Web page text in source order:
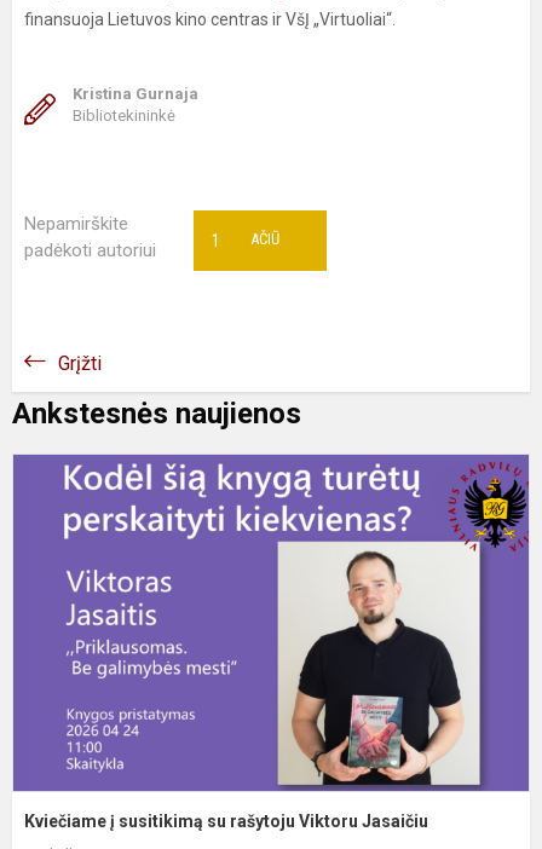
finansuoja Lietuvos kino centras ir VšĮ „Virtuoliai“.
Kristina Gurnaja
Bibliotekininkė
Nepamirškite
padėkoti autoriui
AČIŪ
1
Grįžti
Ankstesnės naujienos
Kviečiame į susitikimą su rašytoju Viktoru Jasaičiu